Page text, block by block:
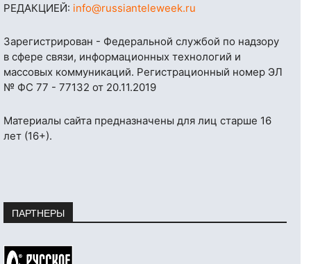
РЕДАКЦИЕЙ: info@russianteleweek.ru
Зарегистрирован - Федеральной службой по надзору
в сфере связи, информационных технологий и
массовых коммуникаций. Регистрационный номер ЭЛ
№ ФС 77 - 77132 от 20.11.2019
Материалы сайта предназначены для лиц старше 16
лет (16+).
ПАРТНЕРЫ